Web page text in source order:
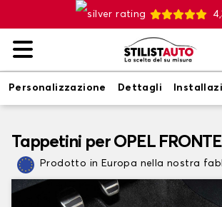
Personalizzazione Dettagli
Tappetini per OPEL
Prodotto in Europa nella nostra